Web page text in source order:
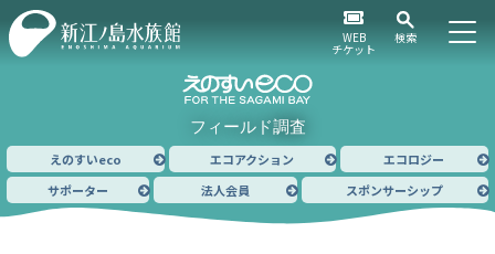
WEB
チケット
検索
フィールド調査
えのすいeco エコアクション
エコロジー
サポーター
法人会員 スポンサーシップ